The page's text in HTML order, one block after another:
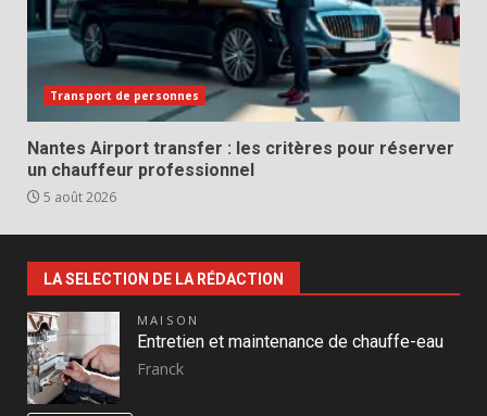
Transport de personnes
Nantes Airport transfer : les critères pour réserver
un chauffeur professionnel
5 août 2026
LA SELECTION DE LA RÉDACTION
MAISON
Entretien et maintenance de chauffe-eau
Franck